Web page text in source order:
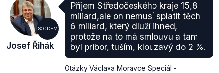
SOCDEM
Josef Řihák
Příjem Středočeského kraje 15,8
miliard,ale on nemusí splatit těch
6 miliard, který dluží ihned,
protože na to má smlouvu a tam
byl pribor, tuším, klouzavý do 2 %.
Otázky Václava Moravce Speciál -